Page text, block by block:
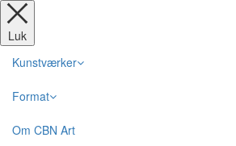
Luk
Kunstværker
Format
Om CBN Art